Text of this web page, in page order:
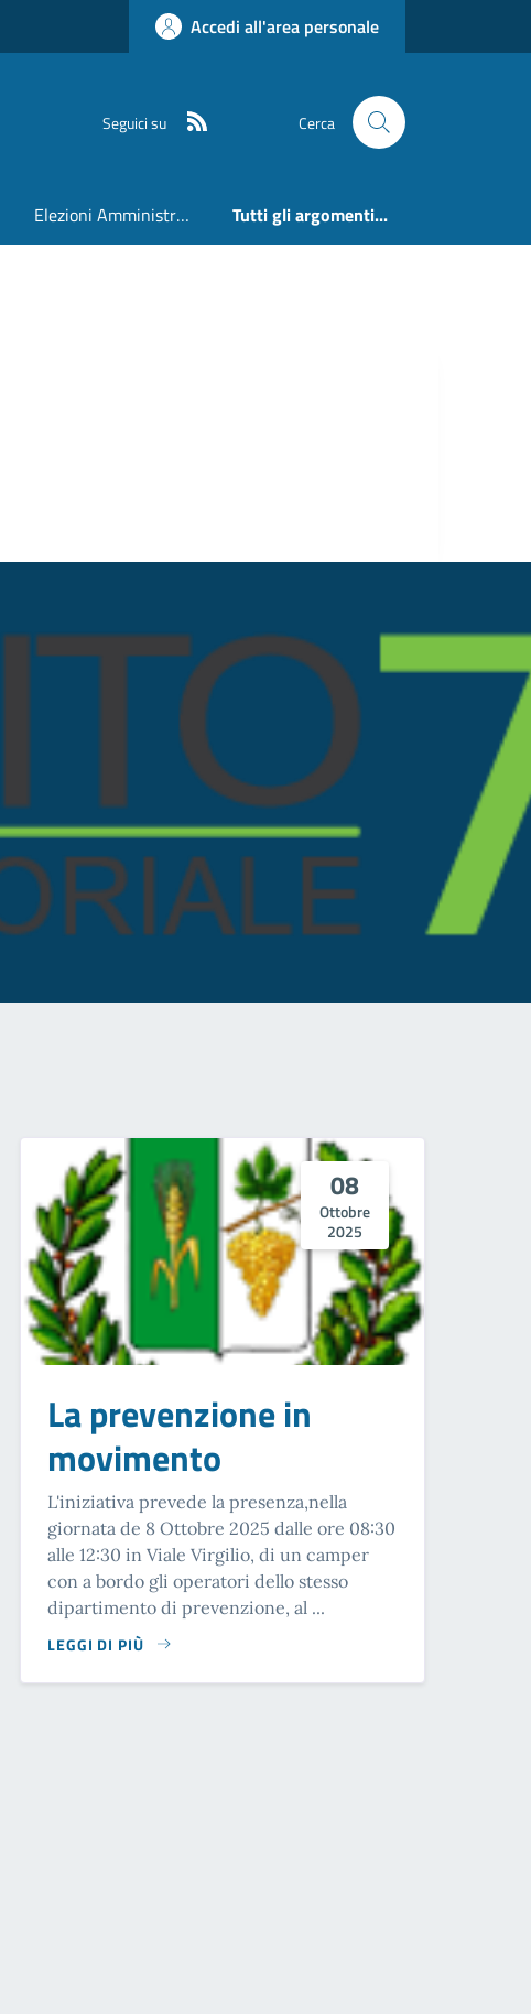
Accedi all'area personale
Seguici su Cerca
Elezioni Amministrative 24 e 25 Maggio 2026 Tutti gli argomenti...
08
Ottobre
2025
La prevenzione in
movimento
L'iniziativa prevede la presenza,nella
giornata de 8 Ottobre 2025 dalle ore 08:30
alle 12:30 in Viale Virgilio, di un camper
con a bordo gli operatori dello stesso
dipartimento di prevenzione, al ...
LEGGI DI PIÙ
SU LA PREVENZIONE IN MOVIMENTO